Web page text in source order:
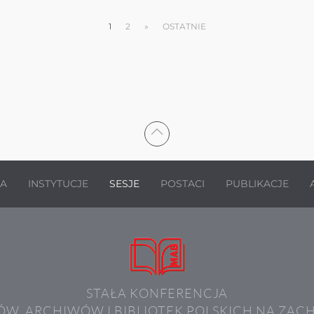
1 2 » OSTATNIE
INSTYTUCJE SESJE POSTACI PUBLIKACJE
STAŁA KONFERENCJA
ARCHIWÓW I BIBLIOTEK POLSKICH NA